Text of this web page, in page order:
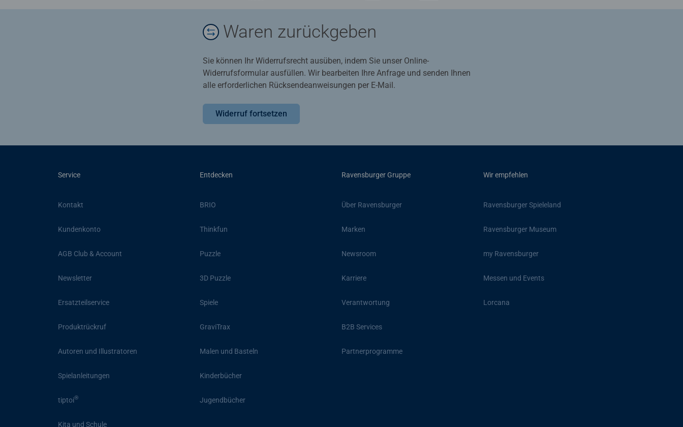
Waren zurückgeben
Sie können Ihr Widerrufsrecht ausüben, indem Sie unser Online-
Widerrufsformular ausfüllen. Wir bearbeiten Ihre Anfrage und senden Ihnen
alle erforderlichen Rücksendeanweisungen per E-Mail.
Widerruf fortsetzen
Service
Kontakt
Kundenkonto
AGB Club & Account
Newsletter
Ersatzteilservice
Produktrückruf
Autoren und Illustratoren
Spielanleitungen
tiptoi®
Kita und Schule
Entdecken
BRIO
Thinkfun
Puzzle
3D Puzzle
Spiele
GraviTrax
Malen und Basteln
Kinderbücher
Jugendbücher
Ravensburger Gruppe
Über Ravensburger
Marken
Newsroom
Karriere
Verantwortung
B2B Services
Partnerprogramme
Wir empfehlen
Ravensburger Spieleland
Ravensburger Museum
my Ravensburger
Messen und Events
Lorcana